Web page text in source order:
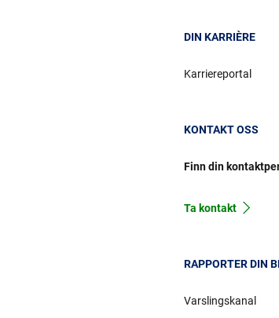
DIN KARRIÈRE
Karriereportal
KONTAKT OSS
Finn din
Ta kontakt
RAPPORTER DIN
Varslingskanal